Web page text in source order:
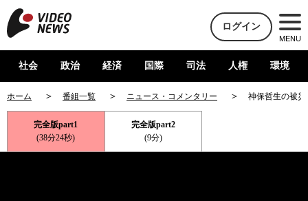
ログイン
MENU
社会 政治 経済 国際 司法 人権 環境
ホーム 番組一覧 ニュース・コメンタリー 神保哲生の被
完全版part1
(38分24秒)
完全版part2
(9分)